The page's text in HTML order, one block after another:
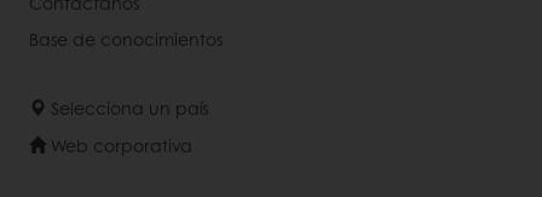
Base de conocimientos
Selecciona un país
Web corporativa